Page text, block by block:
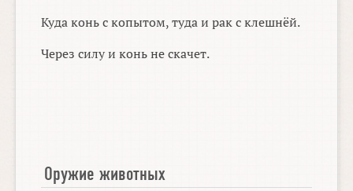
Куда конь с копытом, туда и рак с клешнёй.
Через силу и конь не скачет.
Оружие животных